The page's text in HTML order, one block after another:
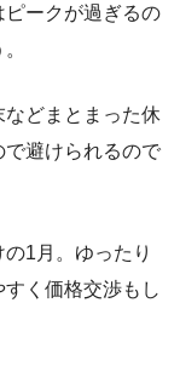
ークが過ぎるの
などまとまった休
避けられるので
1月。ゆったり
く価格交渉もし